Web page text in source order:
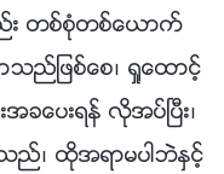
ည္း တစ္စုံတစ္ေယာက္
ဖစ္ေစ၊ ရႈေထာင့္
ေပးရန္ လိုအပ္ၿပီး၊
ည္၊ ထိုအရာမပါဘဲႏွင့္